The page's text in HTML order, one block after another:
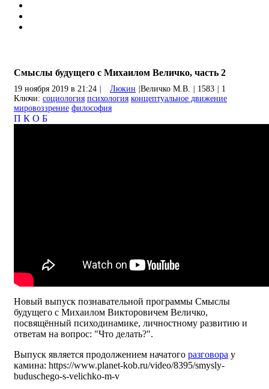
Смыслы будущего с Михаилом Величко, часть 2
19 ноября 2019 в 21:24 Люкин Величко М.В. 1583
1
Ключи: социология психология концептуальное движение
мировоззрение философия
П К О Б
Новый выпуск познавательной программы Смыслы
будущего с Михаилом Викторовичем Величко,
посвящённый психодинамике, личностному развитию и
ответам на вопрос: "Что делать?".
Выпуск является продолжением начатого разговора у
камина: https://www.planet-kob.ru/video/8395/smysly-
buduschego-s-velichko-m-v